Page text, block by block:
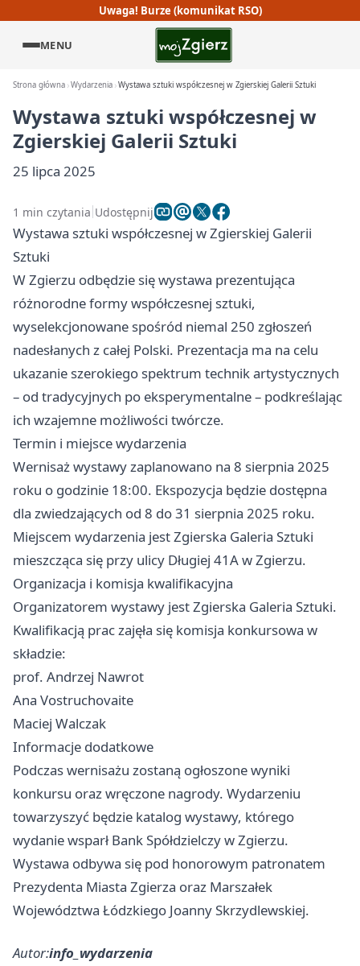
Uwaga! Burze (komunikat RSO)
MENU
Strona główna Wydarzenia Wystawa sztuki współczesnej w Zgierskiej Galerii Sztuki
Wystawa sztuki współczesnej w
Zgierskiej Galerii Sztuki
25 lipca 2025
1 min czytania Udostępnij
Wystawa sztuki współczesnej w Zgierskiej Galerii
Sztuki
W Zgierzu odbędzie się wystawa prezentująca
różnorodne formy współczesnej sztuki,
wyselekcjonowane spośród niemal 250 zgłoszeń
nadesłanych z całej Polski. Prezentacja ma na celu
ukazanie szerokiego spektrum technik artystycznych
– od tradycyjnych po eksperymentalne – podkreślając
ich wzajemne możliwości twórcze.
Termin i miejsce wydarzenia
Wernisaż wystawy zaplanowano na 8 sierpnia 2025
roku o godzinie 18:00. Ekspozycja będzie dostępna
dla zwiedzających od 8 do 31 sierpnia 2025 roku.
Miejscem wydarzenia jest Zgierska Galeria Sztuki
mieszcząca się przy ulicy Długiej 41A w Zgierzu.
Organizacja i komisja kwalifikacyjna
Organizatorem wystawy jest Zgierska Galeria Sztuki.
Kwalifikacją prac zajęła się komisja konkursowa w
składzie:
prof. Andrzej Nawrot
Ana Vostruchovaite
Maciej Walczak
Informacje dodatkowe
Podczas wernisażu zostaną ogłoszone wyniki
konkursu oraz wręczone nagrody. Wydarzeniu
towarzyszyć będzie katalog wystawy, którego
wydanie wsparł Bank Spółdzielczy w Zgierzu.
Wystawa odbywa się pod honorowym patronatem
Prezydenta Miasta Zgierza oraz Marszałek
Województwa Łódzkiego Joanny Skrzydlewskiej.
Autor:info_wydarzenia